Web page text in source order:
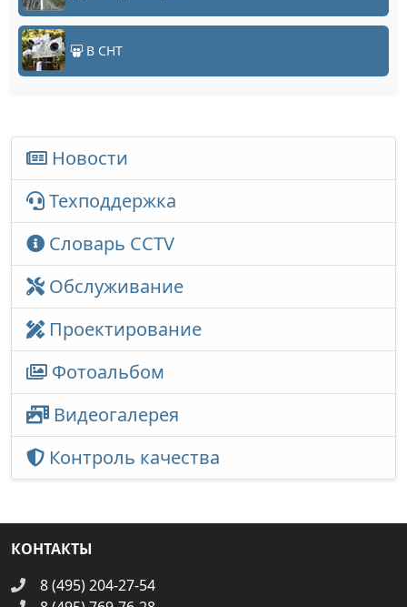
В СНТ
Новости
Техподдержка
Словарь CCTV
Обслуживание
Проектирование
Фотоальбом
Видеогалерея
Контроль качества
КОНТАКТЫ
8 (495) 204-27-54